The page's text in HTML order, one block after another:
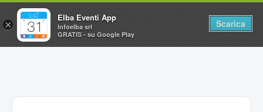
Home
×
Elba Eventi App
Infoelba srl
GRATIS - su Google Play
Scarica